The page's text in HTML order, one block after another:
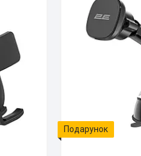
Подарунок